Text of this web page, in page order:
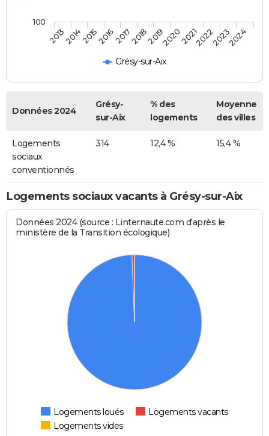
Grésy-sur-Aix
201320142015201620172018201920202021202220232024
100
Données 2024
Grésy-
sur-Aix
% des
logements
Moyenne
des villes
Logements
sociaux
conventionnés
314 12,4 % 15,4 %
Logements sociaux vacants à Grésy-sur-Aix
Données 2024 (source : Linternaute.com d'après le
ministère de la Transition écologique)
Logements loués
Logements vacants
Logements vides